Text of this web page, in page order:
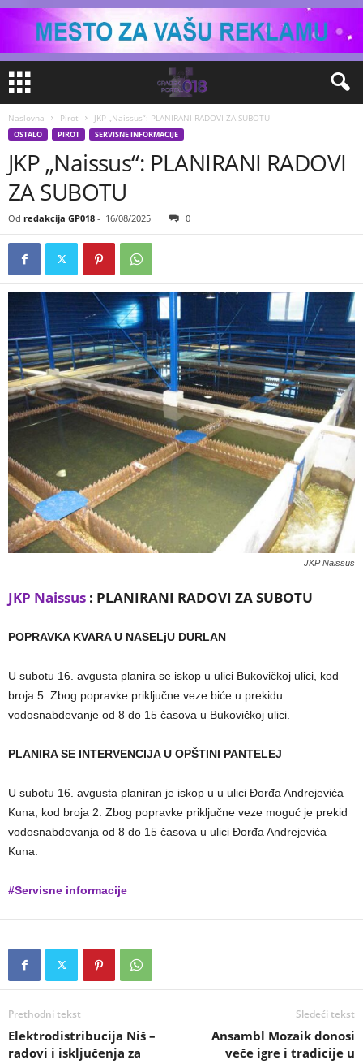
Naslovna Pirot JKP „Naissus“: PLANIRANI RADOVI ZA SUBOTU
OSTALO PIROT SERVISNE INFORMACIJE
JKP „Naissus“: PLANIRANI RADOVI
ZA SUBOTU
Od redakcija GP018 - 16/08/2025 0
JKP Naissus
JKP Naissus : PLANIRANI RADOVI ZA SUBOTU
POPRAVKA KVARA U NASELjU DURLAN
U subotu 16. avgusta planira se iskop u ulici Bukovičkoj ulici, kod
broja 5. Zbog popravke priključne veze biće u prekidu
vodosnabdevanje od 8 do 15 časova u Bukovičkoj ulici.
PLANIRA SE INTERVENCIJA U OPŠTINI PANTELEJ
U subotu 16. avgusta planiran je iskop u u ulici Đorđa Andrejevića
Kuna, kod broja 2. Zbog popravke priključne veze moguć je prekid
vodosnabdevanja od 8 do 15 časova u ulici Đorđa Andrejevića
Kuna.
#Servisne informacije
Prethodni tekst
Elektrodistribucija Niš –
radovi i isključenja za
Sledeći tekst
Ansambl Mozaik donosi
veče igre i tradicije u